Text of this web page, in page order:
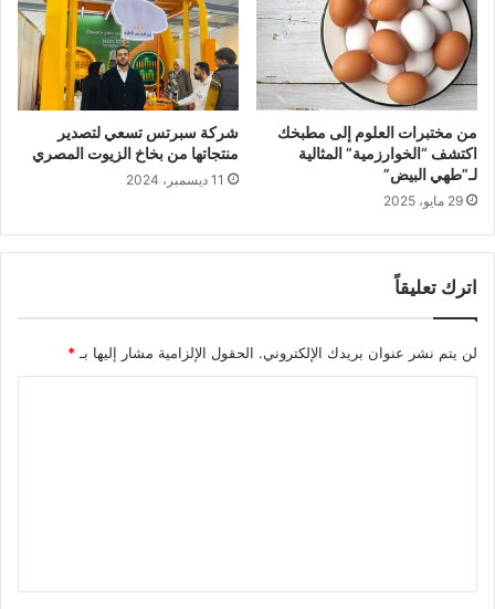
من مختبرات العلوم إلى مطبخك
اكتشف “الخوارزمية” المثالية
لـ”طهي البيض”
29 مايو، 2025
شركة سبرتس تسعي لتصدير
منتجاتها من بخاخ الزيوت المصري
11 ديسمبر، 2024
اترك تعليقاً
لن يتم نشر عنوان بريدك الإلكتروني. الحقول الإلزامية مشار إليها بـ *
ق